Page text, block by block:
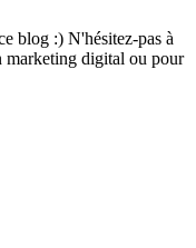
blog :) N'hésitez-pas à
marketing digital ou pour